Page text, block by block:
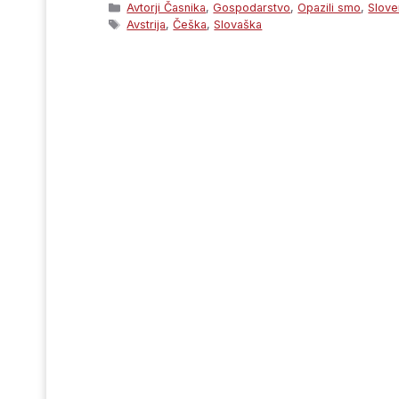
Categories
Avtorji Časnika,Gospodarstvo,Opazili smo,
Tags
Avstrija,Češka,Slovaška